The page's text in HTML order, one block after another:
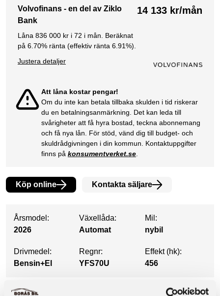
Att låna kostar pengar!
Om du inte kan betala tillbaka skulden i tid riskerar
du en betalningsanmärkning. Det kan leda till
svårigheter att få hyra bostad, teckna abonnemang
och få nya lån. För stöd, vänd dig till budget- och
skuldrådgivningen i din kommun. Kontaktuppgifter
finns på konsumentverket.se.
Volvofinans - en del av Ziklo
Bank
Låna 836 000 kr i 72 i mån. Beräknat
på 6.70% ränta (effektiv ränta 6.91%).
Justera detaljer
14 133 kr/mån
Köp online Kontakta säljare
Årsmodel:
2026
Växellåda:
Automat
Mil:
nybil
Drivmedel:
Bensin+El
Regnr:
YFS70U
Effekt (hk):
456